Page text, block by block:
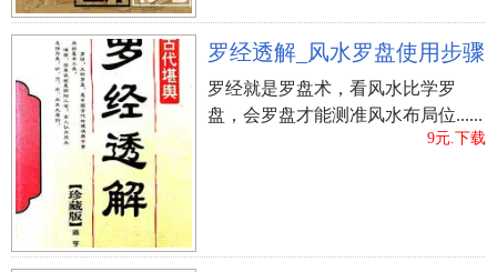
罗经透解_风水罗盘使用步骤
罗经就是罗盘术，看风水比学罗
盘，会罗盘才能测准风水布局位......
9元.下载